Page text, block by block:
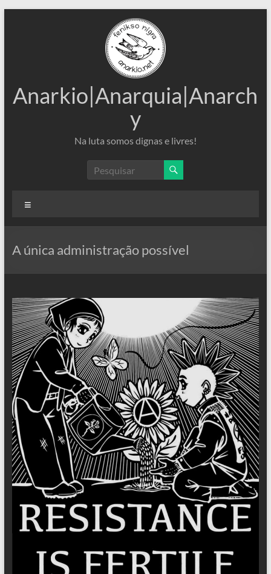
Anarkio|Anarquia|Anarch
y
Na luta somos dignas e livres!
A única administração possível